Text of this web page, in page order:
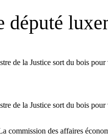
de la Justice sort du bois
de la Justice sort du bois
commission des affaires